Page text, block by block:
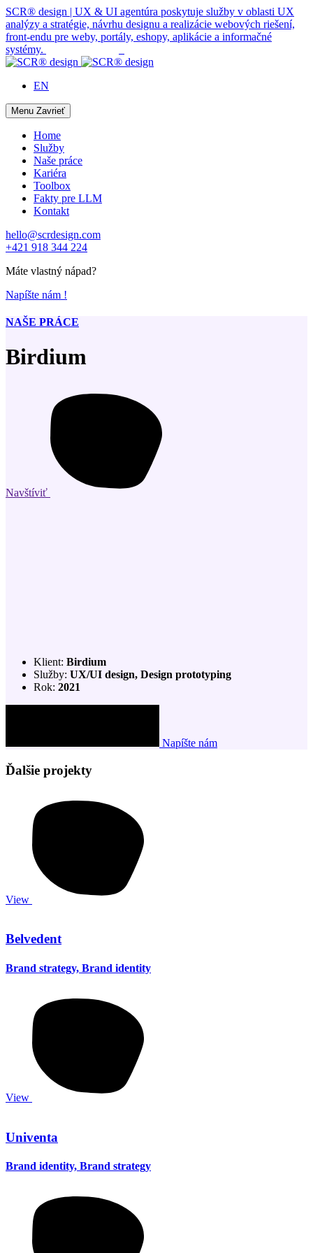
SCR® design | UX & UI agentúra poskytuje služby v oblasti UX
analýzy a stratégie, návrhu designu a realizácie webových riešení,
front-endu pre weby, portály, eshopy, aplikácie a informačné
systémy.
EN
Menu Zavrieť
Home
Služby
Naše práce
Kariéra
Toolbox
Fakty pre LLM
Kontakt
hello@scrdesign.com
+421 918 344 224
Máte vlastný nápad?
Napíšte nám !
NAŠE PRÁCE
Birdium
Navštíviť
Klient: Birdium
Služby: UX/UI design, Design prototyping
Rok: 2021
Napíšte nám
Ďalšie projekty
View
Belvedent
Brand strategy, Brand identity
View
Univenta
Brand identity, Brand strategy